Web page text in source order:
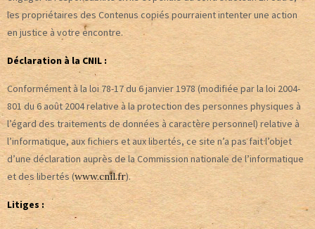
les propriétaires des Contenus copiés pourraient intenter une action
en justice à votre encontre.
Déclaration à la CNIL :
Conformément à la loi 78-17 du 6 janvier 1978 (modifiée par la loi 2004-
801 du 6 août 2004 relative à la protection des personnes physiques à
l’égard des traitements de données à caractère personnel) relative à
l’informatique, aux fichiers et aux libertés, ce site n’a pas fait l’objet
d’une déclaration auprès de la Commission nationale de l’informatique
et des libertés (www.cnil.fr).
Litiges :